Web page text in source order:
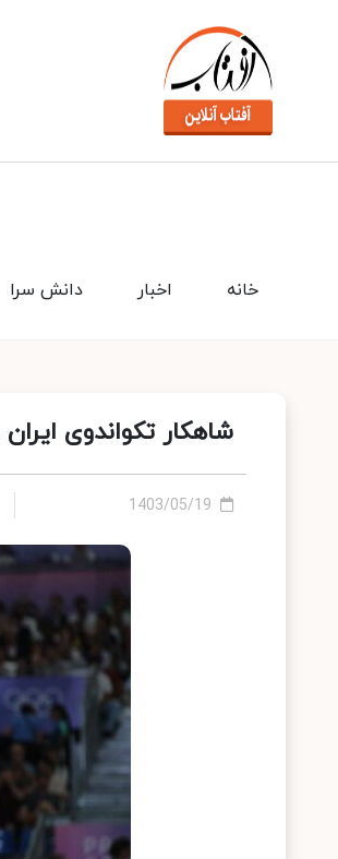
دانش سرا اخبار خانه
شاهکار تکواندوی ایران در المپیک
1403/05/19